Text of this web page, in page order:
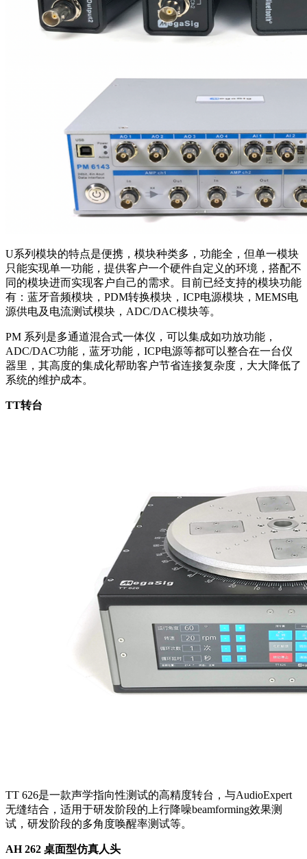
U系列模块的特点是便携，模块种类多，功能全，但单一模块
只能实现单一功能，提供客户一个硬件自定义的环境，搭配不
同的模块进而实现客户自己的需求。目前已经支持的模块功能
有：蓝牙音频模块，PDM转换模块，ICP电源模块，MEMS电
源供电及电流测试模块，ADC/DAC模块等。
PM 系列是多通道混合式一体仪，可以集成如功放功能，
ADC/DAC功能，蓝牙功能，ICP电源等都可以整合在一台仪
器里，其高度的集成化帮助客户节省连接复杂度，大大降低了
系统的维护成本。
TT转台
TT 626是一款声学指向性测试的高精度转台，与AudioExpert
无缝结合，适用于研发阶段的上行降噪beamforming效果测
试，研发阶段的多角度唤醒率测试等。
AH 262 桌面型仿真人头